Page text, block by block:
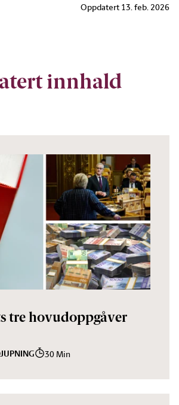
Oppdatert13. feb. 2026
innhald
tre hovudoppgåver
30 Min